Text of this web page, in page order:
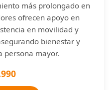
más prolongado en
ofrecen apoyo en
en movilidad y
bienestar y
persona mayor.